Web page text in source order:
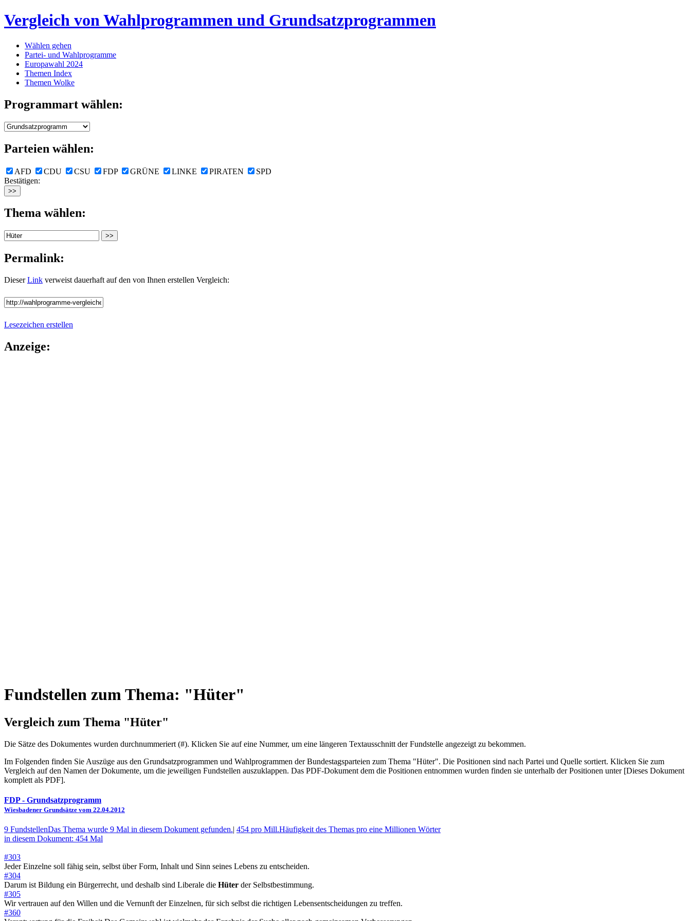
Vergleich von Wahlprogrammen und Grundsatzprogrammen
Wählen gehen
Partei- und Wahlprogramme
Europawahl 2024
Themen Index
Themen Wolke
Programmart wählen:
Parteien wählen:
AFD CDU CSU FDP GRÜNE LINKE PIRATEN
SPD
Bestätigen:
Thema wählen:
Permalink:
DieserLink verweist dauerhaft auf den von Ihnen erstellen Vergleich:
Lesezeichen erstellen
Anzeige:
Fundstellen zum Thema: "Hüter"
Vergleich zum Thema "Hüter"
Die Sätze des Dokum­entes wurden durch­nummeriert (#). Klicken Sie auf eine Nummer, um eine längeren Textausschnitt der Fundstelle angezeigt zu bekommen.
Im Folgenden finden Sie Auszüge aus den Grundsatz­program­men und Wahl­program­men der Bundes­tags­parteien zum Thema "Hüter". Die Posi­tionen sind nach Partei und Quelle sortiert. Klicken Sie zum
Vergleich auf den Namen der Dokumente, um die jeweiligen Fundstellen aus­zu­klappen. Das PDF-Dokument dem die Posi­tionen entnommen wurden finden sie unterhalb der Positionen unter [Dieses Dokument
komplett als PDF].
FDP- Grundsatzprogramm
Wiesbadener Grundsätze vom 22.04.2012
9 FundstellenDas Thema wurde 9 Mal in diesem Dokument gefunden.| 454 pro Mill.Häufigkeit des Themas pro eine Millionen Wörter
in diesem Dokument: 454 Mal
#303
Jeder Einzelne soll fähig sein, selbst über Form, Inhalt und Sinn seines Lebens zu entscheiden.
#304
Darum ist Bildung ein Bürgerrecht, und deshalb sind Liberale die Hüter der Selbstbestimmung.
#305
Wir vertrauen auf den Willen und die Vernunft der Einzelnen, für sich selbst die richtigen Lebensentscheidungen zu treffen.
#360